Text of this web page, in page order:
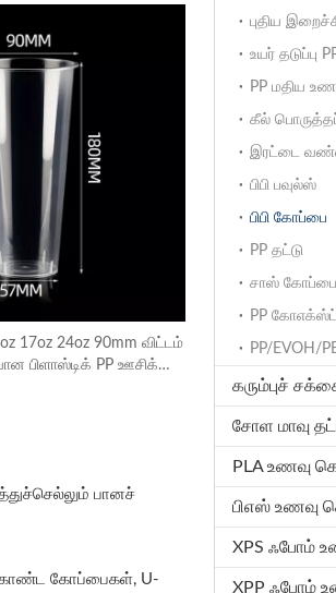
17oz 24oz 90mm விட்டம்
பிளாஸ்டிக் PP ஊசிக்
பானச்
கோப்பைகள், U-
புதிய
உயர் தடுப்பு
PP மதிய
பிபி பவுல்ஸ்
பிபி கோப்பை
PP தட்டு
சாஸ் கோப்பை
PP
PP/EVOH/
கரும்புச்
சோள மாவு
PLA உணவு
பிஎஸ்
XPS ஃபோம்
XPP ஃபோம்